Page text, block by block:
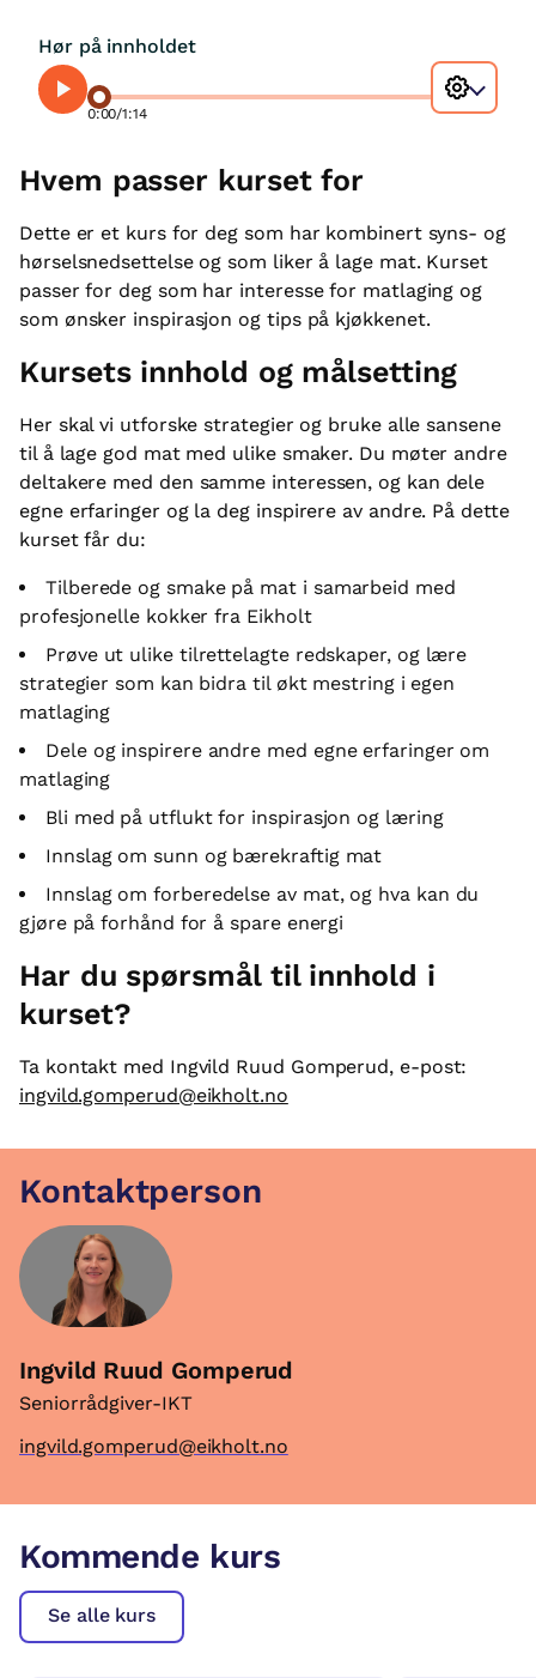
Hør på innholdet
0:00/1:14
Hvem passer kurset for
Dette er et kurs for deg som har kombinert syns- og
hørselsnedsettelse og som liker å lage mat. Kurset
passer for deg som har interesse for matlaging og
som ønsker inspirasjon og tips på kjøkkenet.
Kursets innhold og målsetting
Her skal vi utforske strategier og bruke alle sansene
til å lage god mat med ulike smaker. Du møter andre
deltakere med den samme interessen, og kan dele
egne erfaringer og la deg inspirere av andre. På dette
kurset får du:
Tilberede og smake på mat i samarbeid med
profesjonelle kokker fra Eikholt
Prøve ut ulike tilrettelagte redskaper, og lære
strategier som kan bidra til økt mestring i egen
matlaging
Dele og inspirere andre med egne erfaringer om
matlaging
Bli med på utflukt for inspirasjon og læring
Innslag om sunn og bærekraftig mat
Innslag om forberedelse av mat, og hva kan du
gjøre på forhånd for å spare energi
Har du spørsmål til innhold i
kurset?
Ta kontakt med Ingvild Ruud Gomperud, e-post:
ingvild.gomperud@eikholt.no
Kontaktperson
Ingvild Ruud Gomperud
Seniorrådgiver-IKT
ingvild.gomperud@eikholt.no
Kommende kurs
Se alle kurs